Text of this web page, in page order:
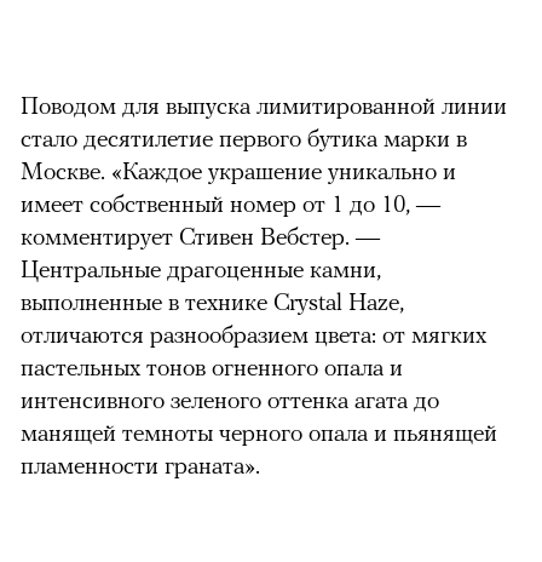
Поводом для выпуска лимитированной линии
стало десятилетие первого бутика марки в
Москве. «Каждое украшение уникально и
имеет собственный номер от 1 до 10, —
комментирует Стивен Вебстер. —
Центральные драгоценные камни,
выполненные в технике Crystal Haze,
отличаются разнообразием цвета: от мягких
пастельных тонов огненного опала и
интенсивного зеленого оттенка агата до
манящей темноты черного опала и пьянящей
пламенности граната».